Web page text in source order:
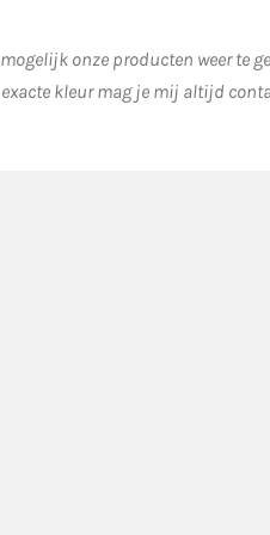
onze producten weer te
exacte kleur mag je mij altijd